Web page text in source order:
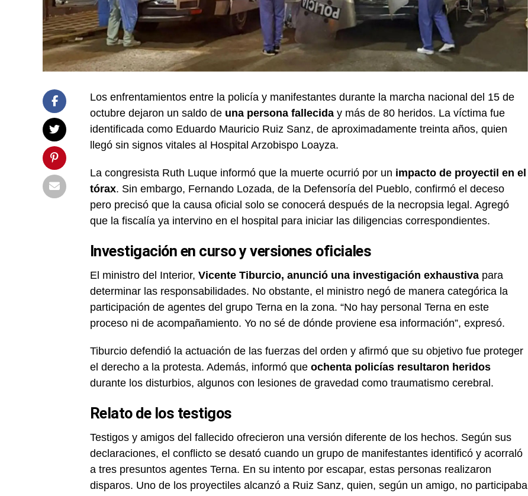
Los enfrentamientos entre la policía y manifestantes durante la marcha nacional del 15 de
octubre dejaron un saldo de una persona fallecida y más de 80 heridos. La víctima fue
identificada como Eduardo Mauricio Ruiz Sanz, de aproximadamente treinta años, quien
llegó sin signos vitales al Hospital Arzobispo Loayza.
La congresista Ruth Luque informó que la muerte ocurrió por un impacto de proyectil en el
tórax. Sin embargo, Fernando Lozada, de la Defensoría del Pueblo, confirmó el deceso
pero precisó que la causa oficial solo se conocerá después de la necropsia legal. Agregó
que la fiscalía ya intervino en el hospital para iniciar las diligencias correspondientes.
Investigación en curso y versiones oficiales
El ministro del Interior, Vicente Tiburcio, anunció una investigación exhaustiva para
determinar las responsabilidades. No obstante, el ministro negó de manera categórica la
participación de agentes del grupo Terna en la zona. “No hay personal Terna en este
proceso ni de acompañamiento. Yo no sé de dónde proviene esa información”, expresó.
Tiburcio defendió la actuación de las fuerzas del orden y afirmó que su objetivo fue proteger
el derecho a la protesta. Además, informó que ochenta policías resultaron heridos
durante los disturbios, algunos con lesiones de gravedad como traumatismo cerebral.
Relato de los testigos
Testigos y amigos del fallecido ofrecieron una versión diferente de los hechos. Según sus
declaraciones, el conflicto se desató cuando un grupo de manifestantes identificó y acorraló
a tres presuntos agentes Terna. En su intento por escapar, estas personas realizaron
disparos. Uno de los proyectiles alcanzó a Ruiz Sanz, quien, según un amigo, no participaba